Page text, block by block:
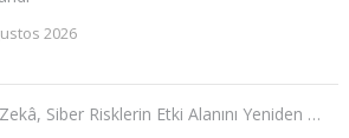
2026
Siber Risklerin Etki Alanını Yeniden …